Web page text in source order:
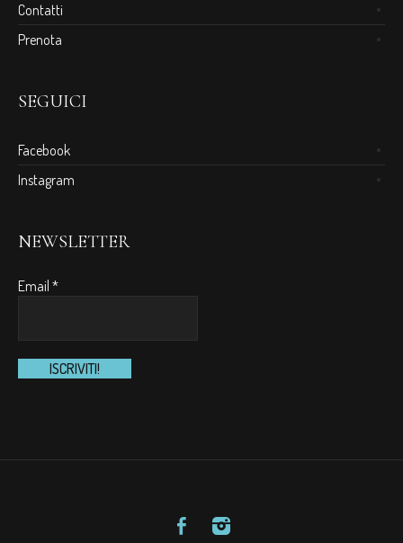
Contatti
Prenota
SEGUICI
Facebook
Instagram
NEWSLETTER
Email*